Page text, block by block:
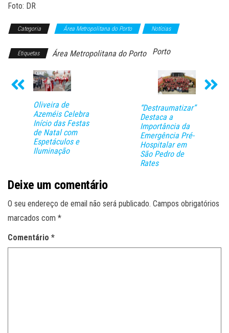
Foto: DR
Categoria Área Metropolitana do Porto Notícias
Etiquetas Área Metropolitana do Porto Porto
Oliveira de
Azeméis Celebra
Início das Festas
de Natal com
Espetáculos e
Iluminação
“Destraumatizar”
Destaca a
Importância da
Emergência Pré-
Hospitalar em
São Pedro de
Rates
Deixe um comentário
O seu endereço de email não será publicado. Campos obrigatórios
marcados com *
Comentário *